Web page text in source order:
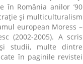
în România anilor ’90
şi multiculturalism
european Moress –
(2002-2005). A scris
studii, multe dintre
în paginile revistei